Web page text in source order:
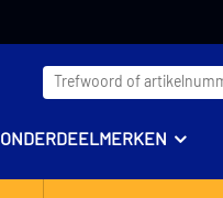
ONDERDEELMERKEN